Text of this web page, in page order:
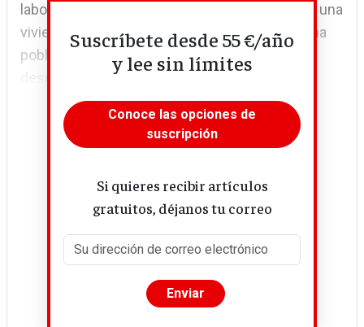
laboral precario, injusto y desigual, el acceso a una
vivienda digna, la atención sociosanitaria de una
población cada vez más longeva, la
despoblación...
Suscríbete desde 55 €/año
y lee sin límites
Conoce las opciones de
suscripción
Si quieres recibir artículos
gratuitos, déjanos tu correo